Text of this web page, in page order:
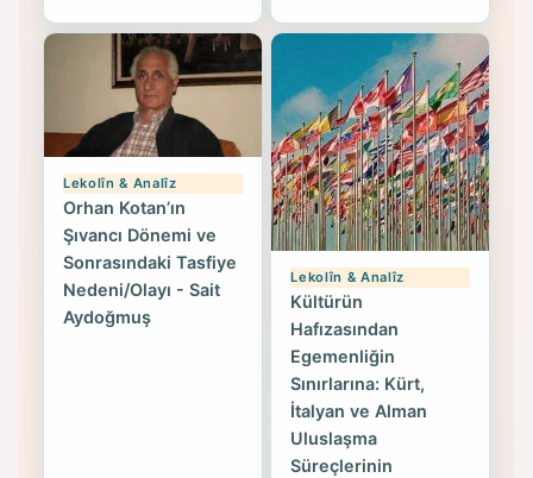
Lekolîn & Analîz
Orhan Kotan’ın
Şıvancı Dönemi ve
Sonrasındaki Tasfiye
Nedeni/Olayı - Sait
Aydoğmuş
Lekolîn & Analîz
Kültürün
Hafızasından
Egemenliğin
Sınırlarına: Kürt,
İtalyan ve Alman
Uluslaşma
Süreçlerinin